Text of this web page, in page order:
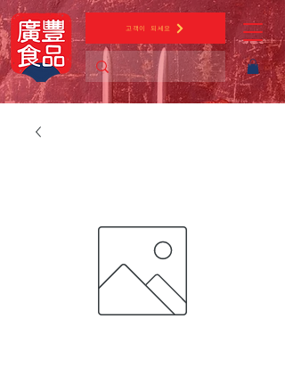
고객이 되세요